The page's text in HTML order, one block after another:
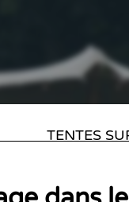
TENTES